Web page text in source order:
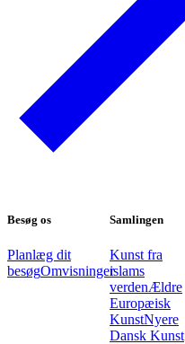
Besøg os
Planlæg dit
besøgOmvisninger
Samlingen
Kunst fra
islams
verdenÆldre
Europæisk
KunstNyere
Dansk Kunst